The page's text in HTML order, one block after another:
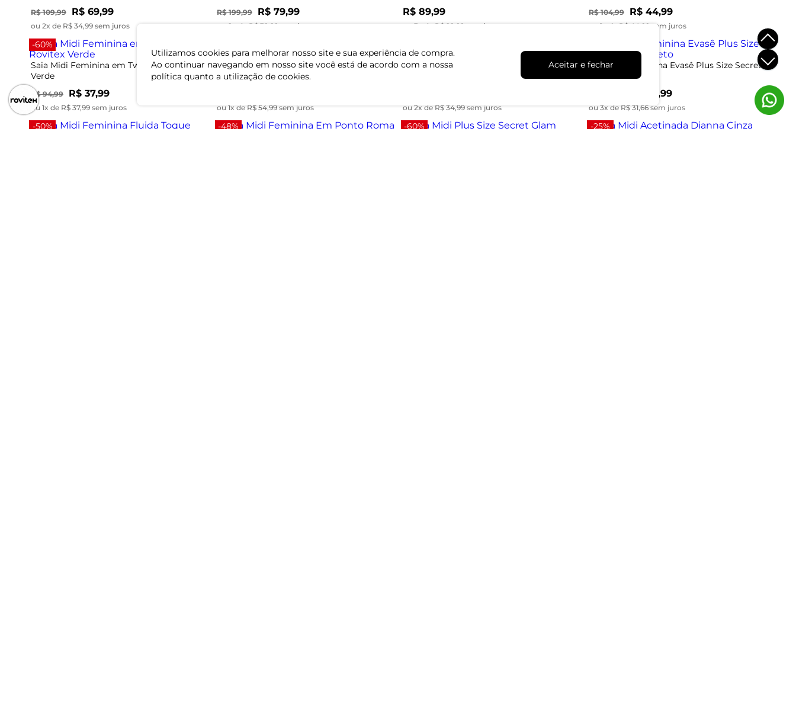
Utilizamos cookies para melhorar nosso site e sua experiência de compra.
Ao continuar navegando em nosso site você está de acordo com a nossa
política quanto a utilização de cookies.
Aceitar e fechar
R$ 109,99 R$ 69,99
ou 2x de R$ 34,99 sem juros
R$ 199,99 R$ 79,99
ou 2x de R$ 39,99 sem juros
R$ 89,99
ou 3x de R$ 29,99 sem juros
R$ 104,99 R$ 44,99
ou 1x de R$ 44,99 sem juros
-60%
Saia Midi Feminina em Twill Cey Rovitex
Verde
R$ 94,99 R$ 37,99
ou 1x de R$ 37,99 sem juros
Saia Midi Feminina Em Viscotorcion
Rovitex Vermelho
ou 1x de R$ 54,99 sem juros
Saia Midi Amarração Envelope Select
ou 2x de R$ 34,99 sem juros
Saia Midi Feminina Evasê Plus Size Secret
R$ 94,99
ou 3x de R$ 31,66 sem juros
-50%
-48%
-60%
-25%